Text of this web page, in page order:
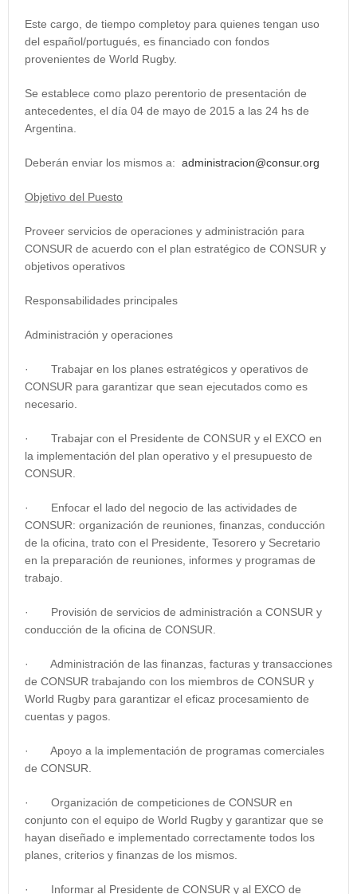
Este cargo, de tiempo completoy para quienes tengan uso
del español/portugués , es financiado con fondos
provenientes de World Rugby.
Se establece como plazo perentorio de presentación de
antecedentes, el día 04 de mayo de 2015 a las 24 hs de
Argentina.
Deberán enviar los mismos a: administracion@consur.org
Objetivo del Puesto
Proveer servicios de operaciones y administración para
CONSUR de acuerdo con el plan estratégico de CONSUR y
objetivos operativos
Responsabilidades principales
Administración y operaciones
· Trabajar en los planes estratégicos y operativos de
CONSUR para garantizar que sean ejecutados como es
necesario.
· Trabajar con el Presidente de CONSUR y el EXCO en
la implementación del plan operativo y el presupuesto de
CONSUR.
· Enfocar el lado del negocio de las actividades de
CONSUR: organización de reuniones, finanzas, conducción
de la oficina, trato con el Presidente, Tesorero y Secretario
en la preparación de reuniones, informes y programas de
trabajo.
· Provisión de servicios de administración a CONSUR y
conducción de la oficina de CONSUR.
· Administración de las finanzas, facturas y transacciones
de CONSUR trabajando con los miembros de CONSUR y
World Rugby para garantizar el eficaz procesamiento de
cuentas y pagos.
· Apoyo a la implementación de programas comerciales
de CONSUR.
· Organización de competiciones de CONSUR en
conjunto con el equipo de World Rugby y garantizar que se
hayan diseñado e implementado correctamente todos los
planes, criterios y finanzas de los mismos.
· Informar al Presidente de CONSUR y al EXCO de